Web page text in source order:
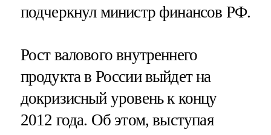
подчеркнул министр финансов РФ.
Рост валового внутреннего
продукта в России выйдет на
докризисный уровень к концу
2012 года. Об этом, выступая